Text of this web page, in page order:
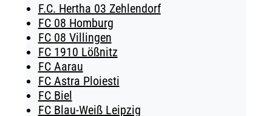
F.C. Hertha 03 Zehlendorf
FC 08 Homburg
FC 08 Villingen
FC 1910 Lößnitz
FC Aarau
FC Astra Ploiesti
FC Biel
FC Blau-Weiß Leipzig